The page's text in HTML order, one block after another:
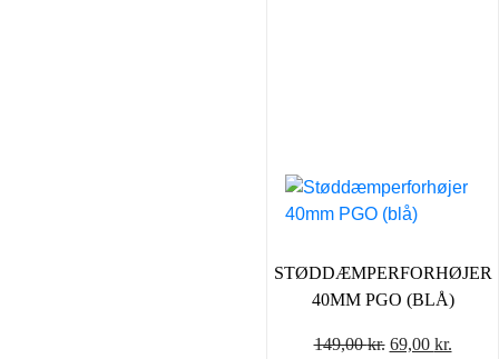
STØDDÆMPERFORHØJER
40MM PGO (BLÅ)
149,00kr. Den
69,00 kr.